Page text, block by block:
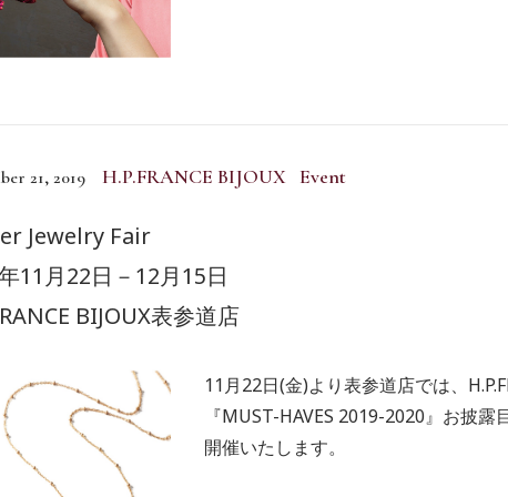
21, 2019 H.P.FRANCE BIJOUX Event
Jewelry Fair
11月22日－12月15日
BIJOUX表参道店
11月22日(金)より表参道店では、
『MUST-HAVES 2019-2020』お披
開催いたします。